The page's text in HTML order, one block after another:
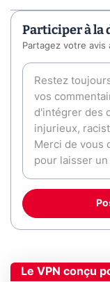
Participer à la
Partagez votre avis
Le VPN conçu